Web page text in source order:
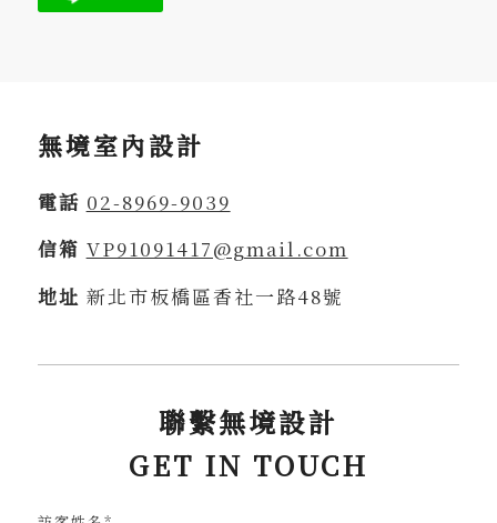
無境室內設計
電話 02-8969-9039
信箱 VP91091417@gmail.com
地址 新北市板橋區香社一路48號
聯繫無境設計
GET IN TOUCH